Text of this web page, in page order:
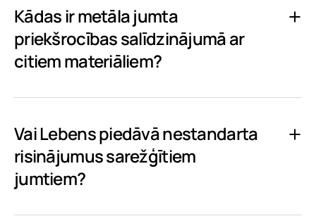
Kādas ir metāla jumta
priekšrocības salīdzinājumā ar
citiem materiāliem?
Vai Lebens piedāvā nestandarta
risinājumus sarežģītiem
jumtiem?